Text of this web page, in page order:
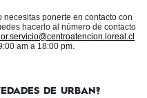
ponerte en contacto con
hacerlo al número de contacto
am a 18:00 pm.
DE URBAN?